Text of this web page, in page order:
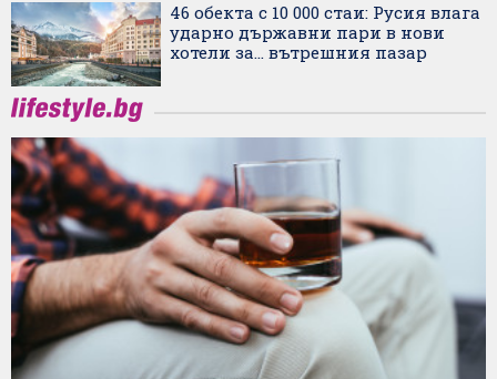
46 обекта с 10 000 стаи: Русия влага
ударно държавни пари в нови
хотели за... вътрешния пазар